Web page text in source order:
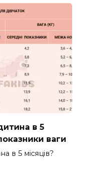
в 5
ваги
в 5 місяців?